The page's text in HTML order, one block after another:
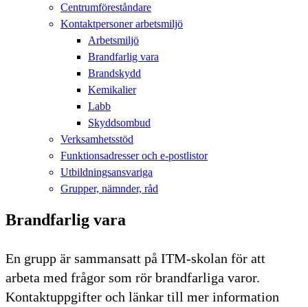
Centrumföreståndare
Kontaktpersoner arbetsmiljö
Arbetsmiljö
Brandfarlig vara
Brandskydd
Kemikalier
Labb
Skyddsombud
Verksamhetsstöd
Funktionsadresser och e-postlistor
Utbildningsansvariga
Grupper, nämnder, råd
Brandfarlig vara
En grupp är sammansatt på ITM-skolan för att
arbeta med frågor som rör brandfarliga varor.
Kontaktuppgifter och länkar till mer information